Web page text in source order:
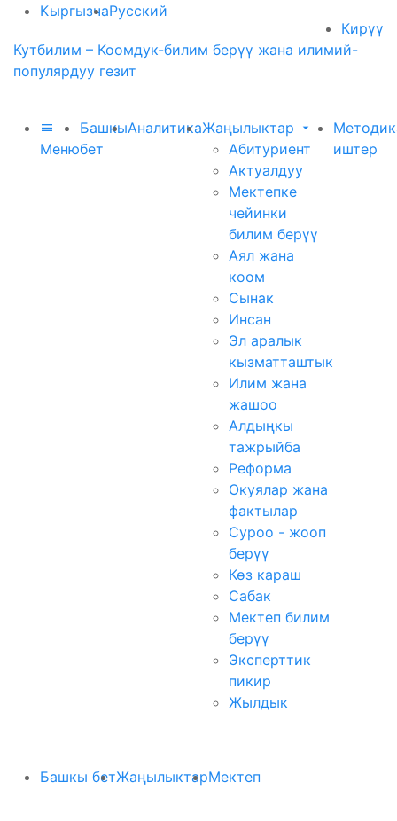
КыргызчаРусский
Кирүү
Кутбилим – Коомдук-билим берүү жана илимий-
популярдуу гезит
Меню
Башкы
бет
АналитикаЖаңылыктар
Абитуриент
Актуалдуу
Мектепке
чейинки
билим берүү
Аял жана
коом
Сынак
Инсан
Эл аралык
кызматташтык
Илим жана
жашоо
Алдыңкы
тажрыйба
Реформа
Окуялар жана
фактылар
Суроо - жооп
берүү
Көз караш
Сабак
Мектеп билим
берүү
Эксперттик
пикир
Жылдык
иштер
Башкы бетЖаңылыктарМектеп